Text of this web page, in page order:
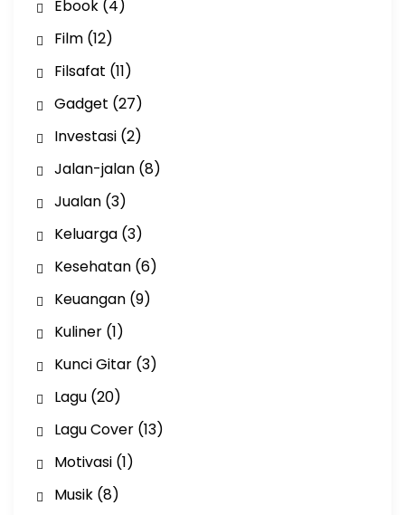
Ebook(4)
Film(12)
Filsafat (11)
Gadget (27)
Investasi(2)
Jalan-jalan(8)
Jualan(3)
Keluarga(3)
Kesehatan(6)
Keuangan(9)
Kuliner(1)
Kunci Gitar(3)
Lagu(20)
Lagu Cover(13)
Motivasi(1)
Musik(8)